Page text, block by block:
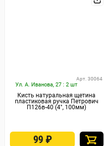
Ул. А. Иванова, 27 : 2 шт
Арт. 30064
Кисть натуральная щетина
пластиковая ручка Петрович
П126в-40 (4", 100мм)
99₽